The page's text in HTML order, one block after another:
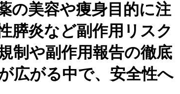
の美容や痩身目的に注
炎など副作用リスク
制や副作用報告の徹底
広がる中で、安全性へ